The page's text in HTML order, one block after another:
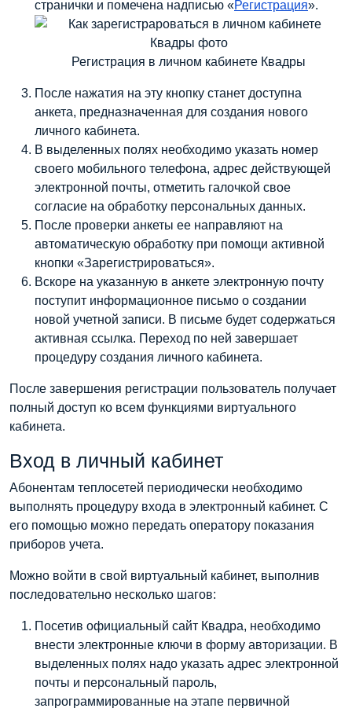
странички и помечена надписью «Регистрация».
Регистрация в личном кабинете Квадры
После нажатия на эту кнопку станет доступна
анкета, предназначенная для создания нового
личного кабинета.
В выделенных полях необходимо указать номер
своего мобильного телефона, адрес действующей
электронной почты, отметить галочкой свое
согласие на обработку персональных данных.
После проверки анкеты ее направляют на
автоматическую обработку при помощи активной
кнопки «Зарегистрироваться».
Вскоре на указанную в анкете электронную почту
поступит информационное письмо о создании
новой учетной записи. В письме будет содержаться
активная ссылка. Переход по ней завершает
процедуру создания личного кабинета.
После завершения регистрации пользователь получает
полный доступ ко всем функциями виртуального
кабинета.
Вход в личный кабинет
Абонентам теплосетей периодически необходимо
выполнять процедуру входа в электронный кабинет. С
его помощью можно передать оператору показания
приборов учета.
Можно войти в свой виртуальный кабинет, выполнив
последовательно несколько шагов:
Посетив официальный сайт Квадра, необходимо
внести электронные ключи в форму авторизации. В
выделенных полях надо указать адрес электронной
почты и персональный пароль,
запрограммированные на этапе первичной